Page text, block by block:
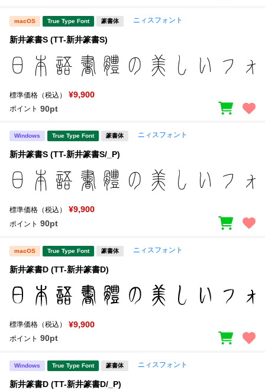
macOS True Type Font 篆書体 ニィスフォント
新井篆書S (TT-新井篆書S)
標準価格（税込） ¥9,900
ポイント 90pt
Windows True Type Font 篆書体 ニィスフォント
新井篆書S (TT-新井篆書S/_P)
標準価格（税込） ¥9,900
ポイント 90pt
macOS True Type Font 篆書体 ニィスフォント
新井篆書D (TT-新井篆書D)
標準価格（税込） ¥9,900
ポイント 90pt
Windows True Type Font 篆書体 ニィスフォント
新井篆書D (TT-新井篆書D/_P)